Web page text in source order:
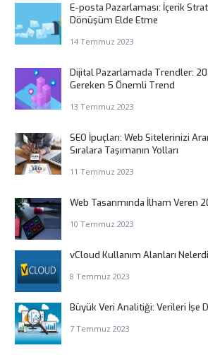
E-posta Pazarlaması: İçerik
Dönüşüm Elde Etme
14 Temmuz 2023
Dijital Pazarlamada Trendler:
Gereken 5 Önemli Trend
13 Temmuz 2023
SEO İpuçları: Web Sitelerinizi
Sıralara Taşımanın Yolları
11 Temmuz 2023
Web Tasarımında İlham Veren
10 Temmuz 2023
vCloud Kullanım Alanları
8 Temmuz 2023
Büyük Veri Analitiği: Verileri İşe
7 Temmuz 2023